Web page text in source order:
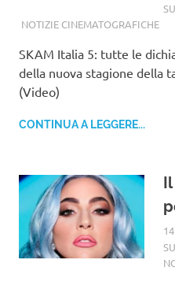
NOTIZIE CINEMATOGRAFICHE
SKAM Italia 5: tutte le
della nuova stagione della
(Video)
CONTINUA A LEGGERE...